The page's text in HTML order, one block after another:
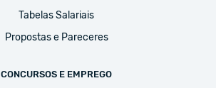
Tabelas Salariais
Propostas e Pareceres
CONCURSOS E EMPREGO